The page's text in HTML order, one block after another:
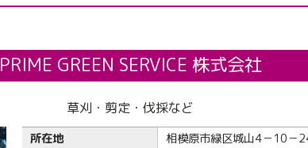
PRIME GREEN SERVICE 株式会社
草刈・剪定・伐採など
所在地 相模原市緑区城山4－10－